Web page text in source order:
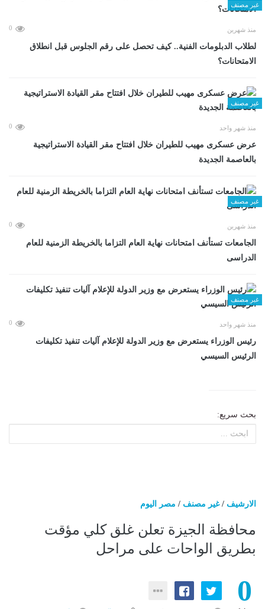
غير مصنف
منذ شهرين 0
لطلاب الدبلومات الفنية.. كيف تحصل على رقم الجلوس قبل انطلاق
الامتحانات؟
غير مصنف
منذ شهر واحد 0
عرض عسكرى مهيب للطيران خلال افتتاح مقر القيادة الاستراتيجية
بالعاصمة الجديدة
غير مصنف
منذ شهرين 0
الجامعات تستأنف امتحانات نهاية العام التزاما بالخريطة الزمنية للعام
الدراسى
غير مصنف
منذ شهر واحد 0
رئيس الوزراء يستعرض مع وزير الدولة للإعلام آليات تنفيذ تكليفات
الرئيس السيسي
بحث سريع:
الارشيف /غير مصنف / مصر اليوم
محافظة الجيزة تعلن غلق كلي مؤقت
بطريق الواحات على مراحل
0